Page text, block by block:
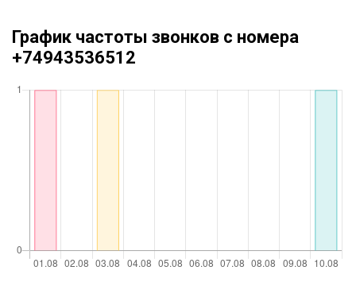
График частоты звонков с номера
+74943536512